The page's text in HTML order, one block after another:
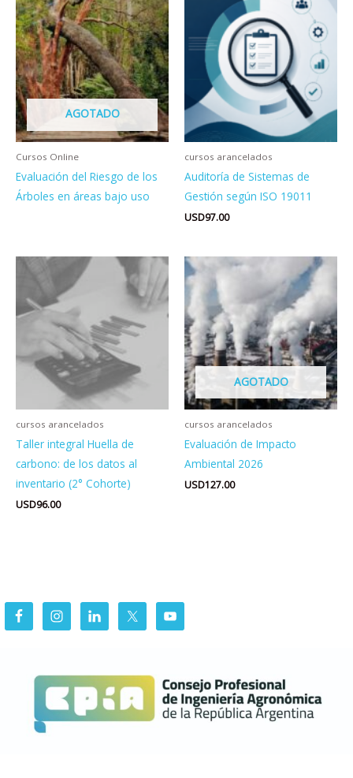
AGOTADO
Cursos Online
Evaluación del Riesgo de los
Árboles en áreas bajo uso
cursos arancelados
Auditoría de Sistemas de
Gestión según ISO 19011
USD97.00
cursos arancelados
Taller integral Huella de
carbono: de los datos al
inventario (2° Cohorte)
USD96.00
AGOTADO
cursos arancelados
Evaluación de Impacto
Ambiental 2026
USD127.00